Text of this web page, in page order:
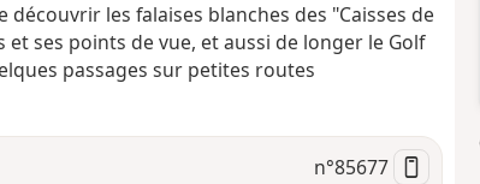
les falaises blanches des "Caisses de
et ses points de vue, et aussi de longer le Golf
passages sur petites routes
n°85677